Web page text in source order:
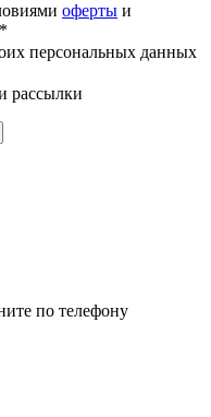
оферты и
*
персональных данных
рассылки
по телефону